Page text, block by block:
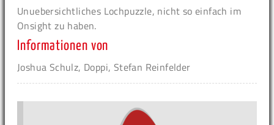
Unuebersichtliches Lochpuzzle, nicht so einfach im
Onsight zu haben.
Informationen von
Joshua Schulz, Doppi, Stefan Reinfelder